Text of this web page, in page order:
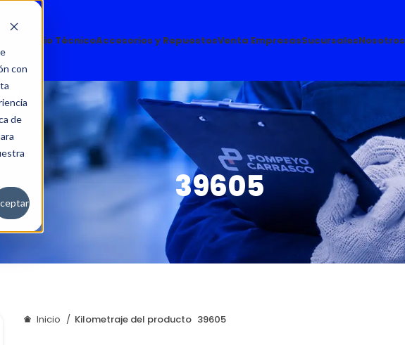
con
de
Servicio TécnicoAccesorios y RepuestosVenta EmpresasSucursalesNosotros
39605
Inicio Kilometraje del producto 39605